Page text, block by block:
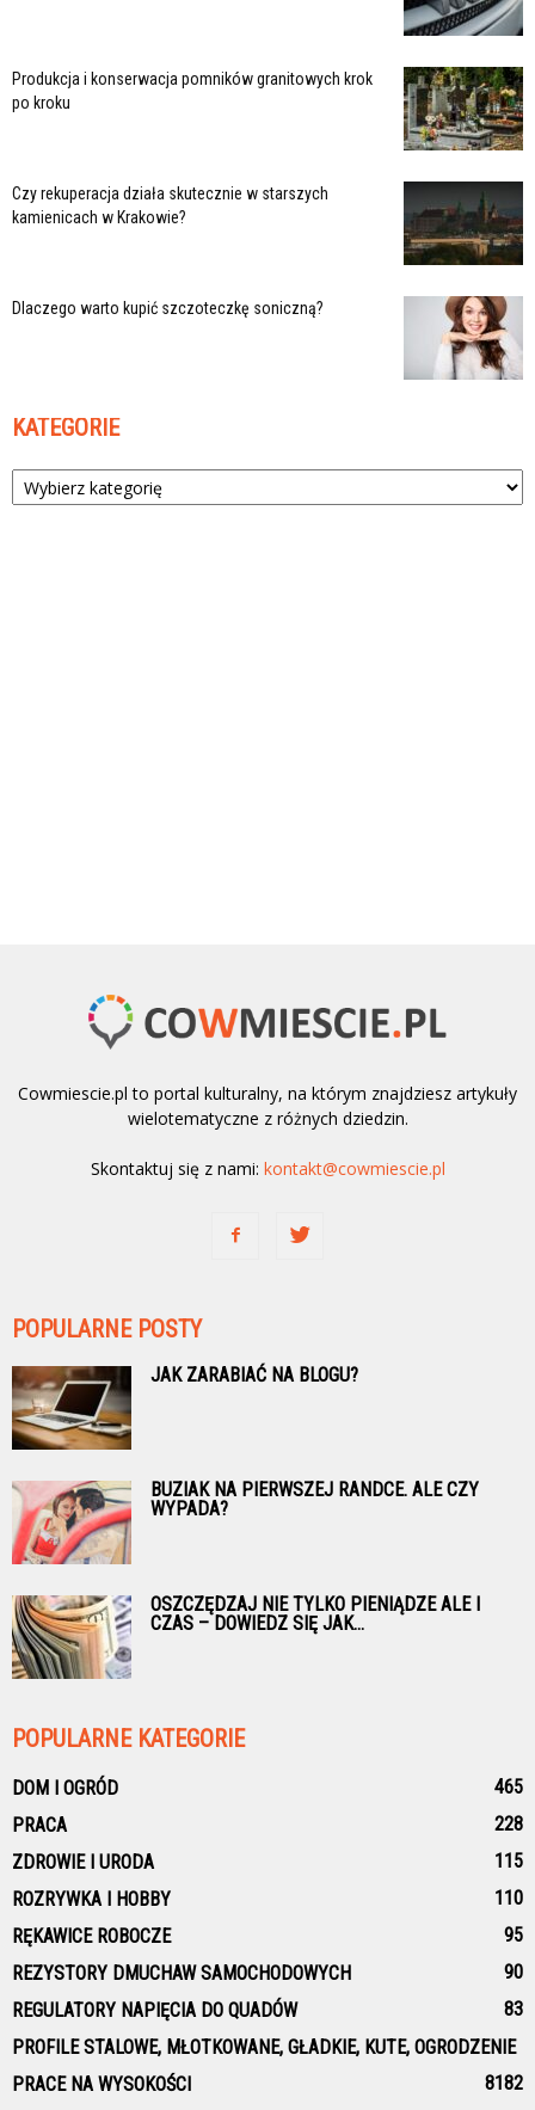
Produkcja i konserwacja pomników granitowych krok
po kroku
Czy rekuperacja działa skutecznie w starszych
kamienicach w Krakowie?
Dlaczego warto kupić szczoteczkę soniczną?
KATEGORIE
Kategorie
Cowmiescie.pl to portal kulturalny, na którym znajdziesz artykuły
wielotematyczne z różnych dziedzin.
Skontaktuj się z nami: kontakt@cowmiescie.pl
POPULARNE POSTY
JAK ZARABIAĆ NA BLOGU?
BUZIAK NA PIERWSZEJ RANDCE. ALE CZY
WYPADA?
OSZCZĘDZAJ NIE TYLKO PIENIĄDZE ALE I
CZAS – DOWIEDZ SIĘ JAK...
POPULARNE KATEGORIE
DOM I OGRÓD
465
PRACA
228
ZDROWIE I URODA
115
ROZRYWKA I HOBBY
110
RĘKAWICE ROBOCZE
95
REZYSTORY DMUCHAW SAMOCHODOWYCH
90
REGULATORY NAPIĘCIA DO QUADÓW
83
PROFILE STALOWE, MŁOTKOWANE, GŁADKIE, KUTE, OGRODZENIE
82
PRACE NA WYSOKOŚCI 81